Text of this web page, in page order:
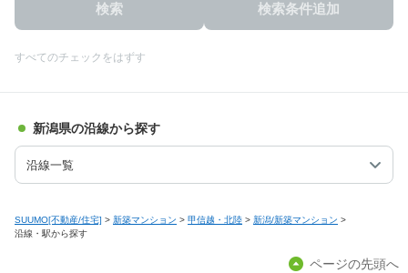
検索 検索条件追加
すべてのチェックをはずす
新潟県の沿線から探す
沿線一覧
SUUMO[不動産/住宅] > 新築マンション > 甲信越・北陸 > 新潟/新築マンション >
沿線・駅から探す
ページの先頭へ